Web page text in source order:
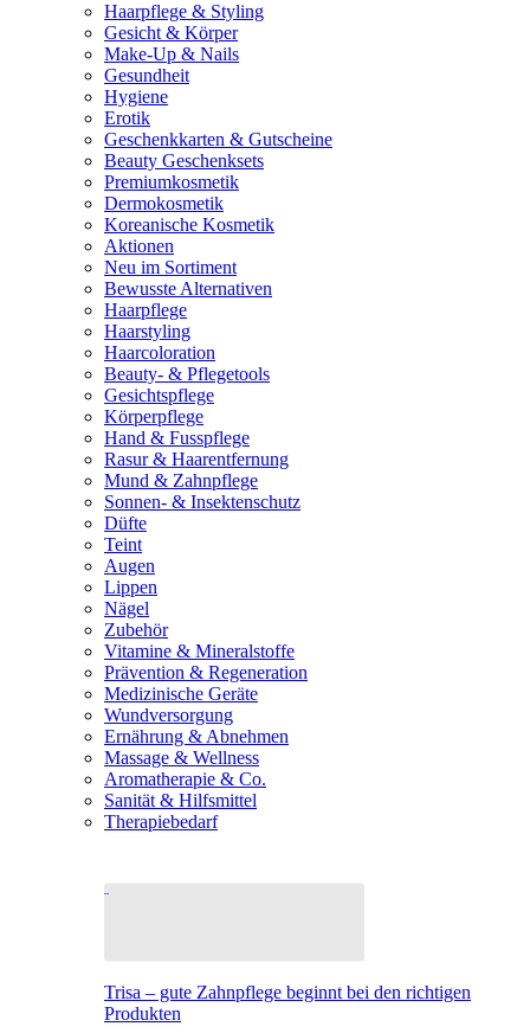
Haarpflege & Styling
Gesicht & Körper
Make-Up & Nails
Gesundheit
Hygiene
Erotik
Geschenkkarten & Gutscheine
Beauty Geschenksets
Premiumkosmetik
Dermokosmetik
Koreanische Kosmetik
Aktionen
Neu im Sortiment
Bewusste Alternativen
Haarpflege
Haarstyling
Haarcoloration
Beauty- & Pflegetools
Gesichtspflege
Körperpflege
Hand & Fusspflege
Rasur & Haarentfernung
Mund & Zahnpflege
Sonnen- & Insektenschutz
Düfte
Teint
Augen
Lippen
Nägel
Zubehör
Vitamine & Mineralstoffe
Prävention & Regeneration
Medizinische Geräte
Wundversorgung
Ernährung & Abnehmen
Massage & Wellness
Aromatherapie & Co.
Sanität & Hilfsmittel
Therapiebedarf
Trisa – gute Zahnpflege beginnt bei den richtigen
Produkten